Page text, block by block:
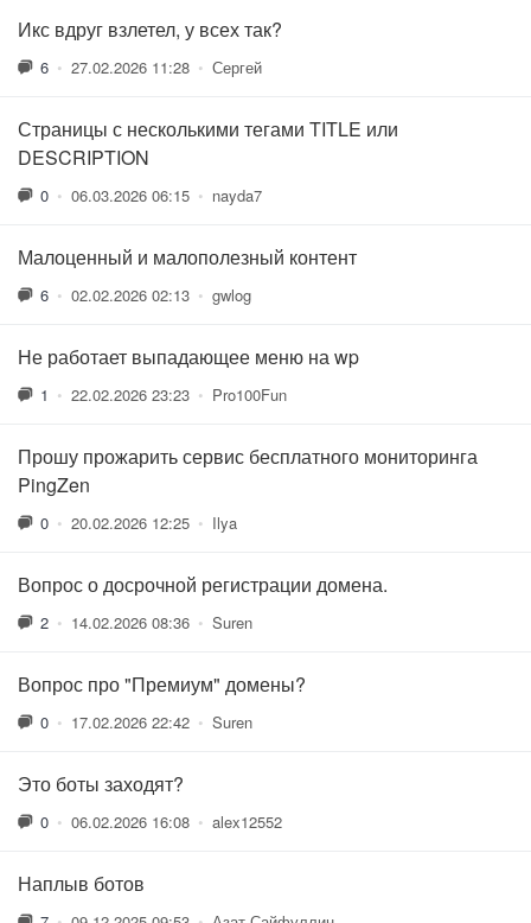
Икс вдруг взлетел, у всех так?
6 • 27.02.2026 11:28 • Сергей
Страницы с несколькими тегами TITLE или
DESCRIPTION
0 • 06.03.2026 06:15 • nayda7
Малоценный и малополезный контент
6 • 02.02.2026 02:13 • gwlog
Не работает выпадающее меню на wp
1 • 22.02.2026 23:23 • Pro100Fun
Прошу прожарить сервис бесплатного мониторинга
PingZen
0 • 20.02.2026 12:25 • Ilya
Вопрос о досрочной регистрации домена.
2 • 14.02.2026 08:36 • Suren
Вопрос про "Премиум" домены?
0 • 17.02.2026 22:42 • Suren
Это боты заходят?
0 • 06.02.2026 16:08 • alex12552
Наплыв ботов